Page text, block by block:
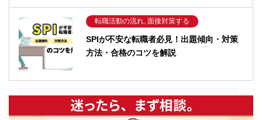
転職活動の流れ, 面接対策する
SPIが不安な転職者必見！出題傾向・対策
方法・合格のコツを解説